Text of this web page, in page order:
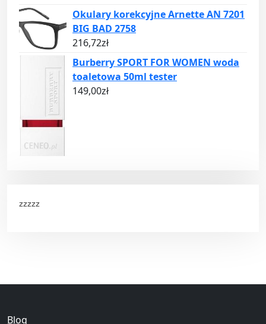
Okulary korekcyjne Arnette AN 7201
BIG BAD 2758
216,72zł
Burberry SPORT FOR WOMEN woda
toaletowa 50ml tester
149,00zł
zzzzz
Blog